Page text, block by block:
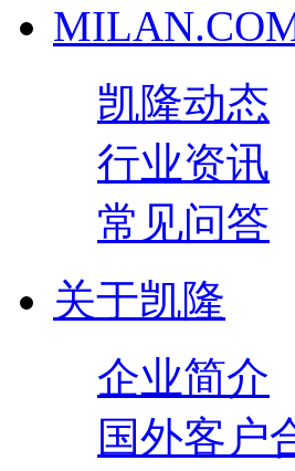
凯隆动态
行业资讯
常见问答
关于凯隆
企业简介
国外客户